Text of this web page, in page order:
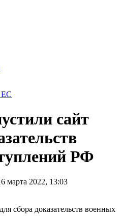
ЕС
сайт
РФ
марта 2022, 13:03